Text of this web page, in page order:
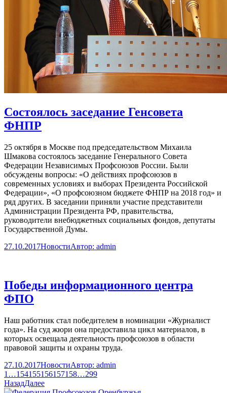
Состоялось заседание Генсовета
ФНПР
25 октября в Москве под председательством Михаила
Шмакова состоялось заседание Генерального Совета
Федерации Независимых Профсоюзов России. Были
обсуждены вопросы: «О действиях профсоюзов в
современных условиях и выборах Президента Российской
Федерации», «О профсоюзном бюджете ФНПР на 2018 год» и
ряд других. В заседании приняли участие представители
Администрации Президента РФ, правительства,
руководители внебюджетных социальных фондов, депутаты
Государственной Думы.
27.10.2017НовостиАвтор: admin
Победы информационного центра
ФПО
Наш работник стал победителем в номинации «Журналист
года». На суд жюри она предоставила цикл материалов, в
которых освещала деятельность профсоюзов в области
правовой защиты и охраны труда.
27.10.2017НовостиАвтор: admin
1 …154155156157158…299
НазадДалее